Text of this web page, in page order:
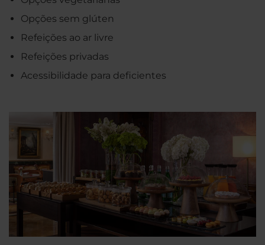
Opções sem glúten
Refeições ao ar livre
Refeições privadas
Acessibilidade para deficientes